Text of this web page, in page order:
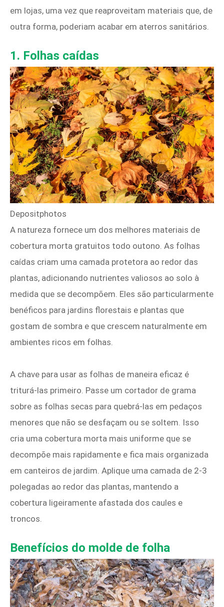
em lojas, uma vez que reaproveitam materiais que, de
outra forma, poderiam acabar em aterros sanitários.
1. Folhas caídas
Depositphotos
A natureza fornece um dos melhores materiais de
cobertura morta gratuitos todo outono. As folhas
caídas criam uma camada protetora ao redor das
plantas, adicionando nutrientes valiosos ao solo à
medida que se decompõem. Eles são particularmente
benéficos para jardins florestais e plantas que
gostam de sombra e que crescem naturalmente em
ambientes ricos em folhas.
A chave para usar as folhas de maneira eficaz é
triturá-las primeiro. Passe um cortador de grama
sobre as folhas secas para quebrá-las em pedaços
menores que não se desfaçam ou se soltem. Isso
cria uma cobertura morta mais uniforme que se
decompõe mais rapidamente e fica mais organizada
em canteiros de jardim. Aplique uma camada de 2-3
polegadas ao redor das plantas, mantendo a
cobertura ligeiramente afastada dos caules e
troncos.
Benefícios do molde de folha